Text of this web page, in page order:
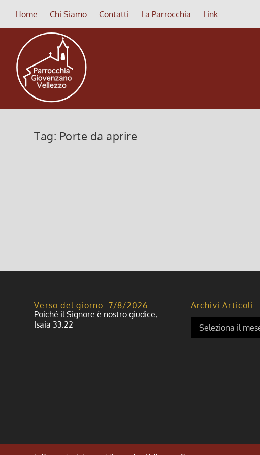
Home Chi Siamo Contatti La Parrocchia Link
Tag: Porte da aprire
Verso del giorno: 7/8/2026
Poiché il Signore è nostro giudice, —
Isaia 33:22
Archivi Articoli: